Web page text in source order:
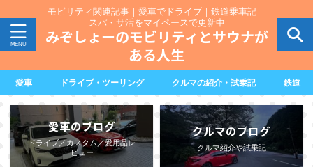
モビリティ関連記事｜愛車でドライブ｜鉄道乗車記｜
スパ・サ活をマイペースで更新中
みぞしょーのモビリティとサウナが
ある人生
愛車 ドライブ・ツーリング クルマの紹介・試乗記 鉄道
愛車のブログ
ドライブ／カスタム／愛用品レ
ビュー
クルマのブログ
クルマ紹介や試乗記